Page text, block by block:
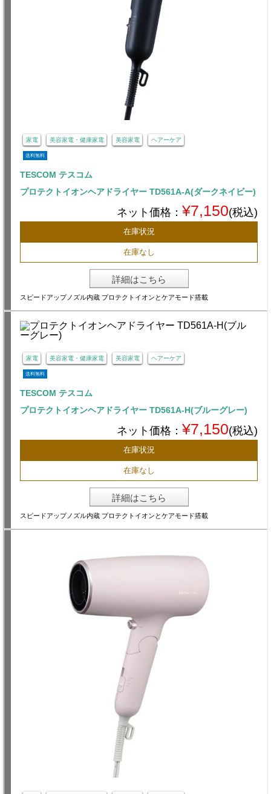
家電 美容家電・健康家電 美容家電 ヘアーケア
送料無料
TESCOM テスコム
プロテクトイオンヘアドライヤー TD561A-A(ダークネイビー)
ネット価格： ¥7,150(税込)
在庫状況
在庫なし
詳細はこちら
スピードアップノズル内蔵 プロテクトイオンとケアモード搭載
家電 美容家電・健康家電 美容家電 ヘアーケア
送料無料
TESCOM テスコム
プロテクトイオンヘアドライヤー TD561A-H(ブルーグレー)
ネット価格： ¥7,150(税込)
在庫状況
在庫なし
詳細はこちら
スピードアップノズル内蔵 プロテクトイオンとケアモード搭載